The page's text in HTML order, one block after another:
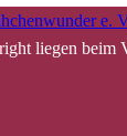
e.
liegen beim